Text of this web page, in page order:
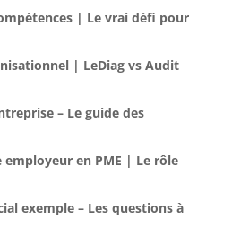
| Le vrai défi pour
| LeDiag vs Audit
– Le guide des
en PME | Le rôle
exemple – Les questions à